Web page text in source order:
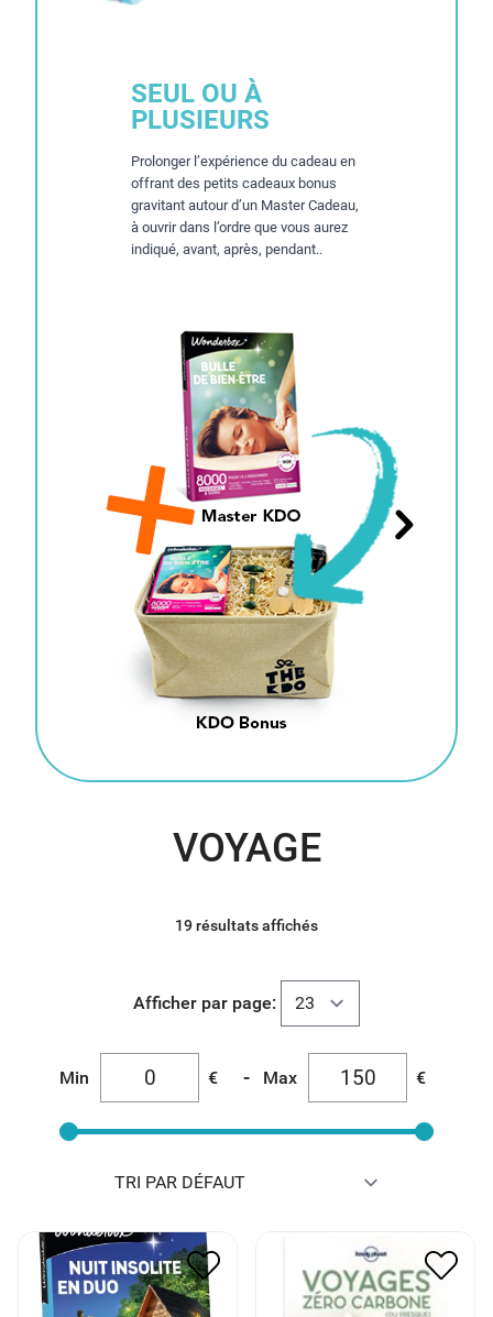
SEUL OU À
PLUSIEURS
Prolonger l’expérience du cadeau en
offrant des petits cadeaux bonus
gravitant autour d’un Master Cadeau,
à ouvrir dans l’ordre que vous aurez
indiqué, avant, après, pendant..
VOYAGE
19 résultats affichés
Afficher par page:
Min € - Max €
NUIT INSOLITE EN DUO *
70.00 35.00€ € 11.00